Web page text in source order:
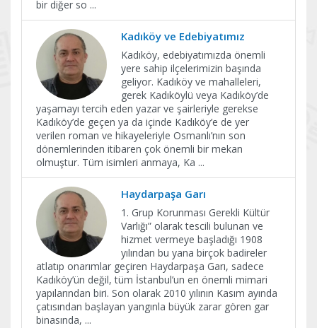
bir diğer so ...
Kadıköy ve Edebiyatımız
Kadıköy, edebiyatımızda önemli
yere sahip ilçelerimizin başında
geliyor. Kadıköy ve mahalleleri,
gerek Kadıköylü veya Kadıköy’de
yaşamayı tercih eden yazar ve şairleriyle gerekse
Kadıköy’de geçen ya da içinde Kadıköy’e de yer
verilen roman ve hikayeleriyle Osmanlı’nın son
dönemlerinden itibaren çok önemli bir mekan
olmuştur. Tüm isimleri anmaya, Ka ...
Haydarpaşa Garı
1. Grup Korunması Gerekli Kültür
Varlığı” olarak tescili bulunan ve
hizmet vermeye başladığı 1908
yılından bu yana birçok badireler
atlatıp onarımlar geçiren Haydarpaşa Garı, sadece
Kadıköy’ün değil, tüm İstanbul’un en önemli mimari
yapılarından biri. Son olarak 2010 yılının Kasım ayında
çatısından başlayan yangınla büyük zarar gören gar
binasında, ...